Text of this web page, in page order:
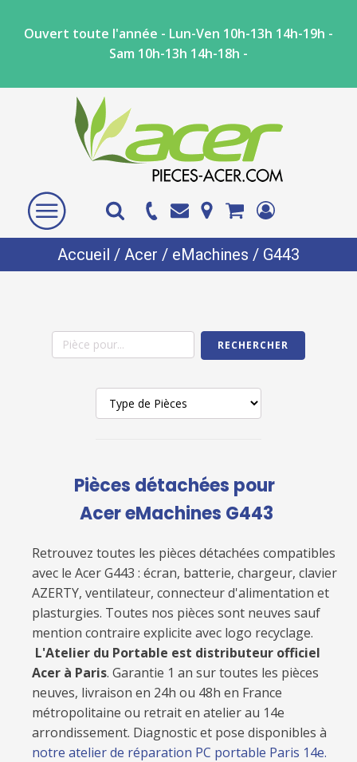
Ouvert toute l'année - Lun-Ven 10h-13h 14h-19h -
Sam 10h-13h 14h-18h -
Accueil / Acer / eMachines / G443
RECHERCHER
Pièces détachées pour
Acer eMachines G443
Retrouvez toutes les pièces détachées compatibles
avec le Acer G443 : écran, batterie, chargeur, clavier
AZERTY, ventilateur, connecteur d'alimentation et
plasturgies. Toutes nos pièces sont neuves sauf
mention contraire explicite avec logo recyclage.
L'Atelier du Portable est distributeur officiel
Acer à Paris. Garantie 1 an sur toutes les pièces
neuves, livraison en 24h ou 48h en France
métropolitaine ou retrait en atelier au 14e
arrondissement. Diagnostic et pose disponibles à
notre atelier de réparation PC portable Paris 14e.